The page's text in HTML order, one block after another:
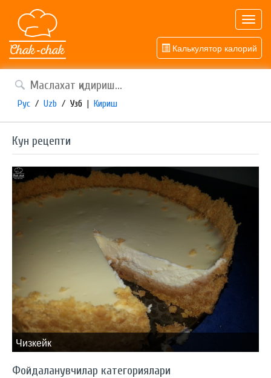
Калькулятор калорий
Рус / Uzb / Узб | Кириш
Кун рецепти
Чизкейк
Фойдаланувчилар категориялари